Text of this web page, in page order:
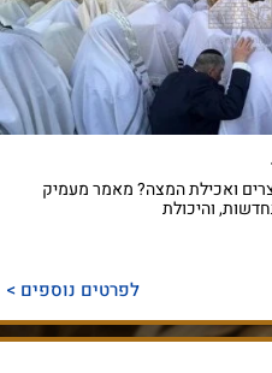
ואכילת המצה? מאמר מעמיק
והיכולת
לפרטים נוספים >